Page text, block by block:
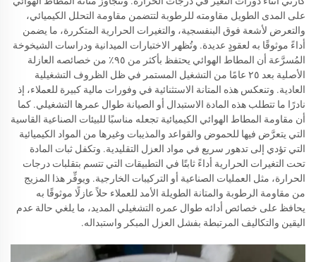
على المدى الطويل مقاومته للرطوبة لتتضمن مقاومة التحلل الكيميائي،
والتعرض لأشعة فوق البنفسجية، والتغيرات الحرارية المتكررة، ما يضمن
أداءً موثوقًا به لعقودٍ عديدة. وتُظهر الاختبارات الميدانية ودراسات الشيخوخة
المُسرَّعة أن المطاط الهوائي يحتفظ بأكثر من ٩٥٪ من خصائصه العازلة
الأصلية بعد ٢٥ عامًا من التشغيل المستمر في ظل الظروف التشغيلية
العادية. وتنعكس هذه المتانة الاستثنائية في وفورات مالية كبيرة للعملاء، إذ
نادرًا ما تتطلب هذه المادة الاستبدال أو الصيانة طوال عمرها التشغيلي. كما
أن مقاومة المطاط الهوائي الكيميائية تجعله مناسبًا للبيئات الصناعية القاسية
التي يتعرَّض فيها للحموض والقواعد والمذيبات وغيرها من المواد الكيميائية
التي تؤدي إلى تدهور سريع في مواد العزل التقليدية. وتكفل ثبات المادة
تحت التغيرات الحرارية أداءً ثابتًا في التطبيقات التي تتسم بتقلبات درجات
الحرارة، مثل العمليات الصناعية أو التركيبات الخارجية. ويوفِّر هذا المزيج
من مقاومة الرطوبة والمتانة الطويلة الأمد للعملاء حلاً عازلًا موثوقًا به
يحافظ على خصائص أدائه طوال عمره التشغيلي المديد، ما يلغي حالة عدم
اليقين والتكاليف المرتبطة بفشل العزل المبكر واستبداله.